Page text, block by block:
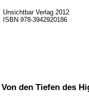
Unsichtbar Verlag 2012
ISBN 978-3942920186
Von den Tiefen des